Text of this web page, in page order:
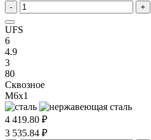
- +
UFS
6
4.9
3
80
Сквозное
M6x1
4 419.80 ₽
3 535.84 ₽